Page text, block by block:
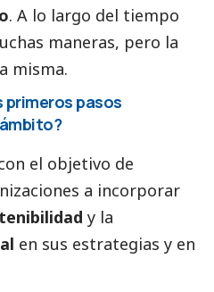
. A lo largo del tiempo
maneras, pero la
misma.
primeros pasos
el objetivo de
a incorporar
y la
en sus estrategias y en